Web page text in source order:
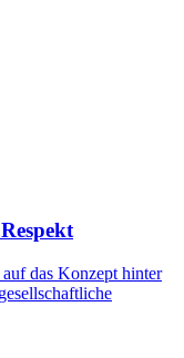
das Konzept hinter